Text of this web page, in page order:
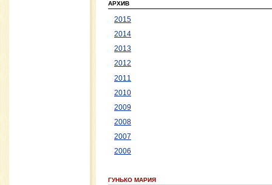
АРХИВ
2015
2014
2013
2012
2011
2010
2009
2008
2007
2006
ГУНЬКО МАРИЯ